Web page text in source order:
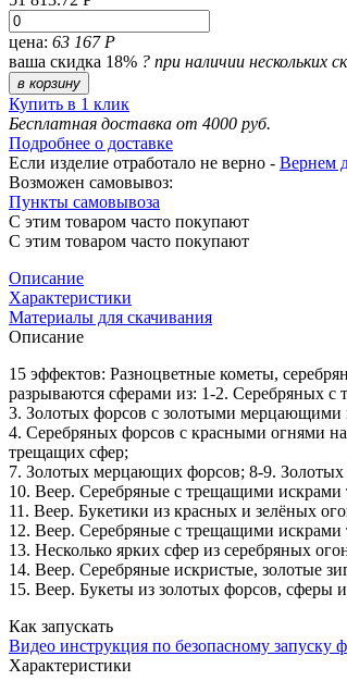
цена: 63 167 Р
ваша скидка 18% ? при наличии нескольких
в корзину
Купить в 1 клик
Бесплатная доставка от 4000 руб.
Подробнее о доставке
Если изделие отработало не верно - Вернем
Возможен самовывоз:
Пункты самовывоза
С этим товаром часто покупают
С этим товаром часто покупают
Описание
Характеристики
Материалы для скачивания
Описание
15 эффектов: Разноцветные кометы,
разрываются сферами из: 1-2. Серебряных
3. Золотых форсов с золотыми мерцающими
4. Серебряных форсов с красными огнями
трещащих сфер;
7. Золотых мерцающих форсов; 8-9.
10. Веер. Серебряные с трещащими
11. Веер. Букетики из красных и зелёных
12. Веер. Серебряные с трещащими искрами
13. Несколько ярких сфер из серебряных
14. Веер. Серебряные искристые, золотые
15. Веер. Букеты из золотых форсов, сферы
Как запускать
Видео инструкция по безопасному запуску
Характеристики